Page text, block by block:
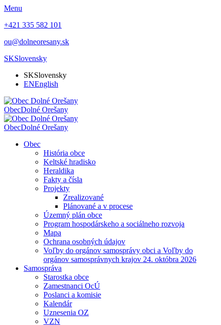
Menu
+421 335 582 101
ou@dolneoresany.sk
SKSlovensky
SKSlovensky
ENEnglish
ObecDolné Orešany
ObecDolné Orešany
Obec
História obce
Keltské hradisko
Heraldika
Fakty a čísla
Projekty
Zrealizované
Plánované a v procese
Územný plán obce
Program hospodárskeho a sociálneho rozvoja
Mapa
Ochrana osobných údajov
Voľby do orgánov samosprávy obci a Voľby do
orgánov samosprávnych krajov 24. októbra 2026
Samospráva
Starostka obce
Zamestnanci OcÚ
Poslanci a komisie
Kalendár
Uznesenia OZ
VZN